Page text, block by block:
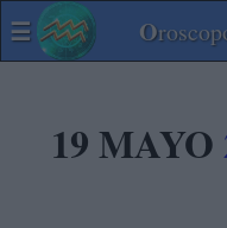
☰ O
19 MAYO